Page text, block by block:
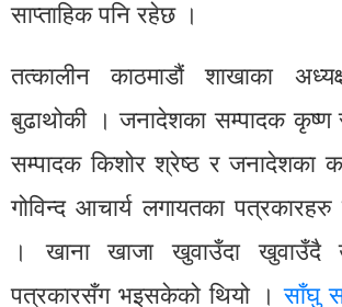
साप्ताहिक पनि रहेछ ।
तत्कालीन काठमाडौं शाखाका
बुढाथोकी । जनादेशका सम्पादक
सम्पादक किशोर श्रेष्ठ र जनादेशका
गोविन्द आचार्य लगायतका
। खाना खाजा खुवाउँदा खुवाउँदै
पत्रकारसँग भइसकेको थियो ।साँघु